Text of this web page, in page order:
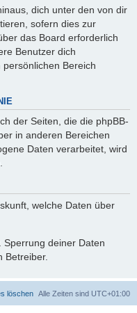
dich unter den von dir
sofern dies zur
das Board erforderlich
Benutzer dich
Bereich
der Seiten, die die phpBB-
in anderen Bereichen
Daten verarbeitet, wird
welche Daten über
Sperrung deiner Daten
Betreiber.
Alle Zeiten sind UTC+01:00
löschen